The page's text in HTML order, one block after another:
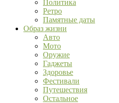
Политика
Ретро
Памятные даты
Образ жизни
Авто
Мото
Оружие
Гаджеты
Здоровье
Фестивали
Путешествия
Остальное